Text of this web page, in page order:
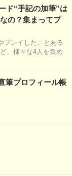
ド“手記の加筆”は
の？集まってプ
プレイしたことある
、様々な4人を集め
筆プロフィール帳